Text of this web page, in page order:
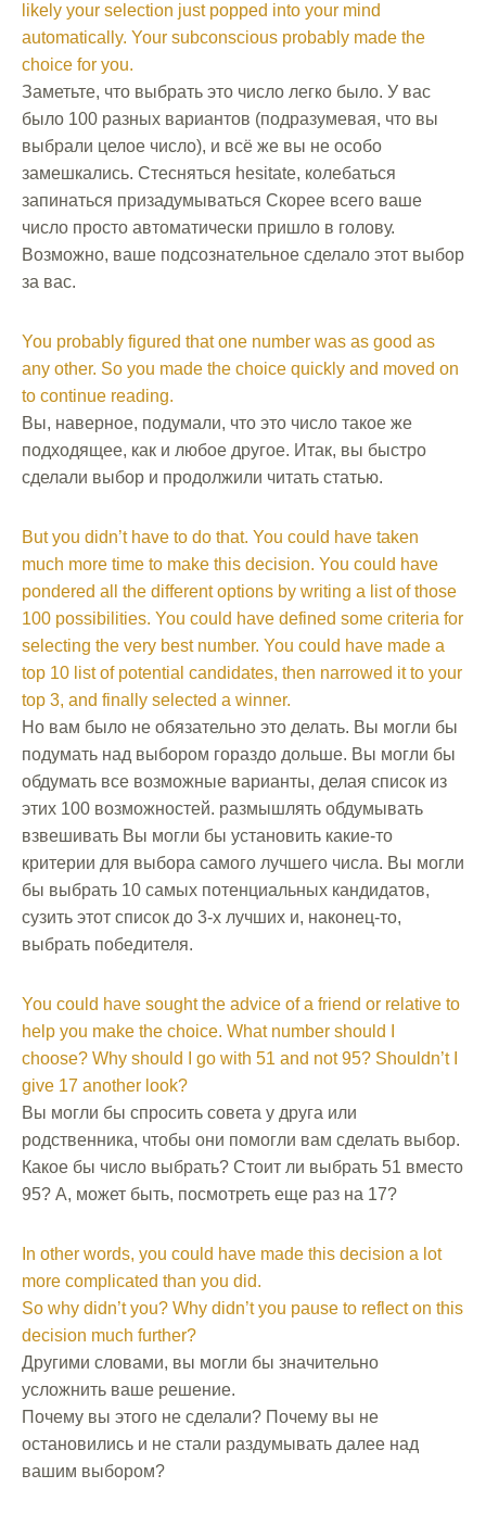
likely your selection just popped into your mind
automatically. Your subconscious probably made the
choice for you.
Заметьте, что выбрать это число легко было. У вас
было 100 разных вариантов (подразумевая, что вы
выбрали целое число), и всё же вы не особо
замешкались. Стесняться hesitate, колебаться
запинаться призадумываться Скорее всего ваше
число просто автоматически пришло в голову.
Возможно, ваше подсознательное сделало этот выбор
за вас.
You probably figured that one number was as good as
any other. So you made the choice quickly and moved on
to continue reading.
Вы, наверное, подумали, что это число такое же
подходящее, как и любое другое. Итак, вы быстро
сделали выбор и продолжили читать статью.
But you didn’t have to do that. You could have taken
much more time to make this decision. You could have
pondered all the different options by writing a list of those
100 possibilities. You could have defined some criteria for
selecting the very best number. You could have made a
top 10 list of potential candidates, then narrowed it to your
top 3, and finally selected a winner.
Но вам было не обязательно это делать. Вы могли бы
подумать над выбором гораздо дольше. Вы могли бы
обдумать все возможные варианты, делая список из
этих 100 возможностей. размышлять обдумывать
взвешивать Вы могли бы установить какие-то
критерии для выбора самого лучшего числа. Вы могли
бы выбрать 10 самых потенциальных кандидатов,
сузить этот список до 3-х лучших и, наконец-то,
выбрать победителя.
You could have sought the advice of a friend or relative to
help you make the choice. What number should I
choose? Why should I go with 51 and not 95? Shouldn’t I
give 17 another look?
Вы могли бы спросить совета у друга или
родственника, чтобы они помогли вам сделать выбор.
Какое бы число выбрать? Стоит ли выбрать 51 вместо
95? А, может быть, посмотреть еще раз на 17?
In other words, you could have made this decision a lot
more complicated than you did.
So why didn’t you? Why didn’t you pause to reflect on this
decision much further?
Другими словами, вы могли бы значительно
усложнить ваше решение.
Почему вы этого не сделали? Почему вы не
остановились и не стали раздумывать далее над
вашим выбором?